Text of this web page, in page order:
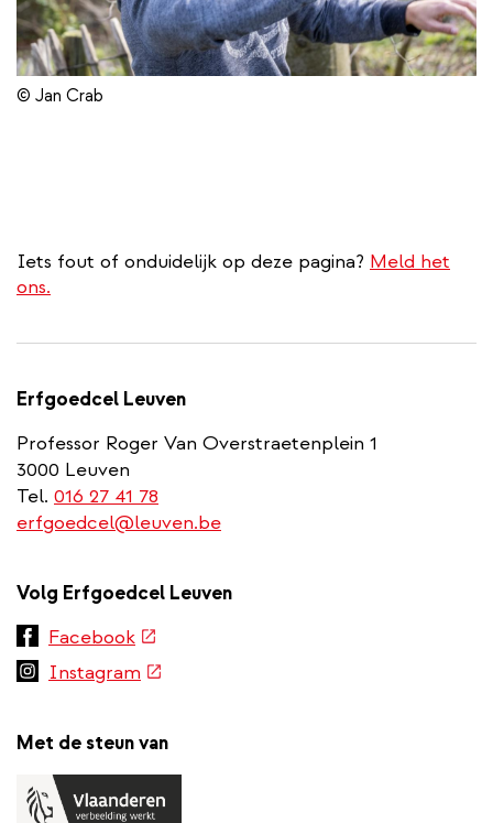
© Jan Crab
Iets fout of onduidelijk op deze pagina? Meld het
ons.
Erfgoedcel Leuven
Professor Roger Van Overstraetenplein 1
3000 Leuven
Tel. 016 27 41 78
erfgoedcel@leuven.be
Volg Erfgoedcel Leuven
Facebook(externe
link)
Instagram (externe
Met de steun van